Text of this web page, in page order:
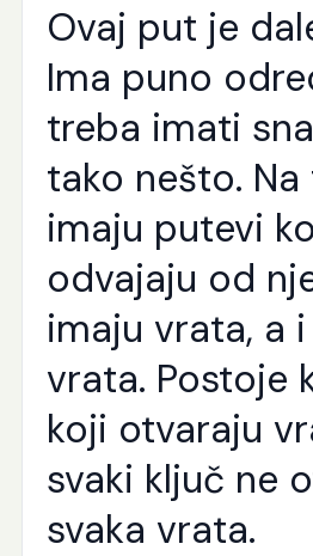
Ovaj put je
Ima puno
treba imati
tako nešto.
imaju putevi
odvajaju od
imaju vrata, a
vrata. Postoje
koji otvaraju
svaki ključ ne
svaka vrata.